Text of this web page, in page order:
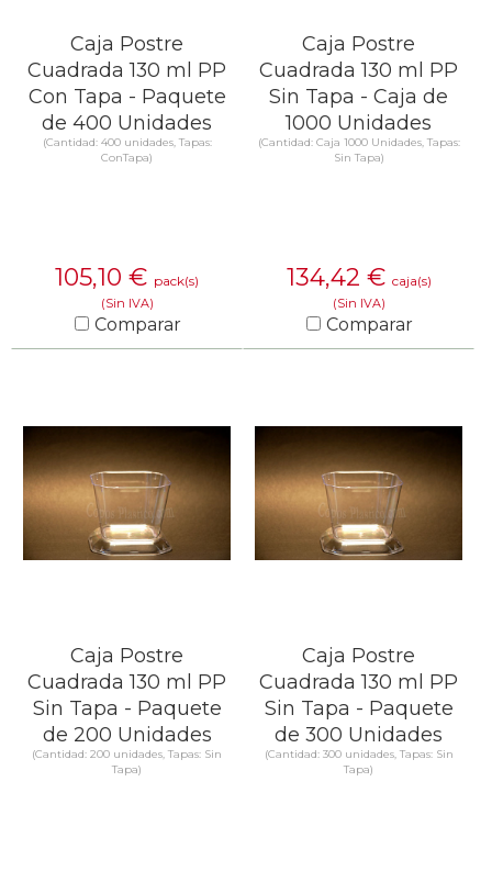
Caja Postre
Cuadrada 130 ml PP
Con Tapa - Paquete
de 400 Unidades
(Cantidad: 400 unidades, Tapas:
ConTapa)
105,10 € pack(s)
(Sin IVA)
Comparar
Caja Postre
Cuadrada 130 ml PP
Sin Tapa - Caja de
1000 Unidades
(Cantidad: Caja 1000 Unidades, Tapas:
Sin Tapa)
134,42 € caja(s)
(Sin IVA)
Comparar
Caja Postre
Cuadrada 130 ml PP
Sin Tapa - Paquete
de 200 Unidades
(Cantidad: 200 unidades, Tapas: Sin
Tapa)
Caja Postre
Cuadrada 130 ml PP
Sin Tapa - Paquete
de 300 Unidades
(Cantidad: 300 unidades, Tapas: Sin
Tapa)